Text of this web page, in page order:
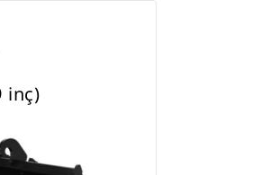
inç)